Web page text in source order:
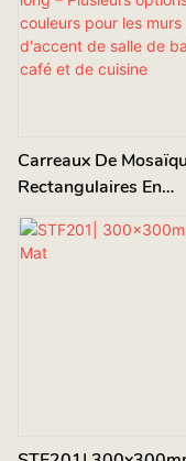
Carreaux De
Rectangulaires En
Céramique Cuite Au
14 X 145 Mm De
Plusieurs Options De